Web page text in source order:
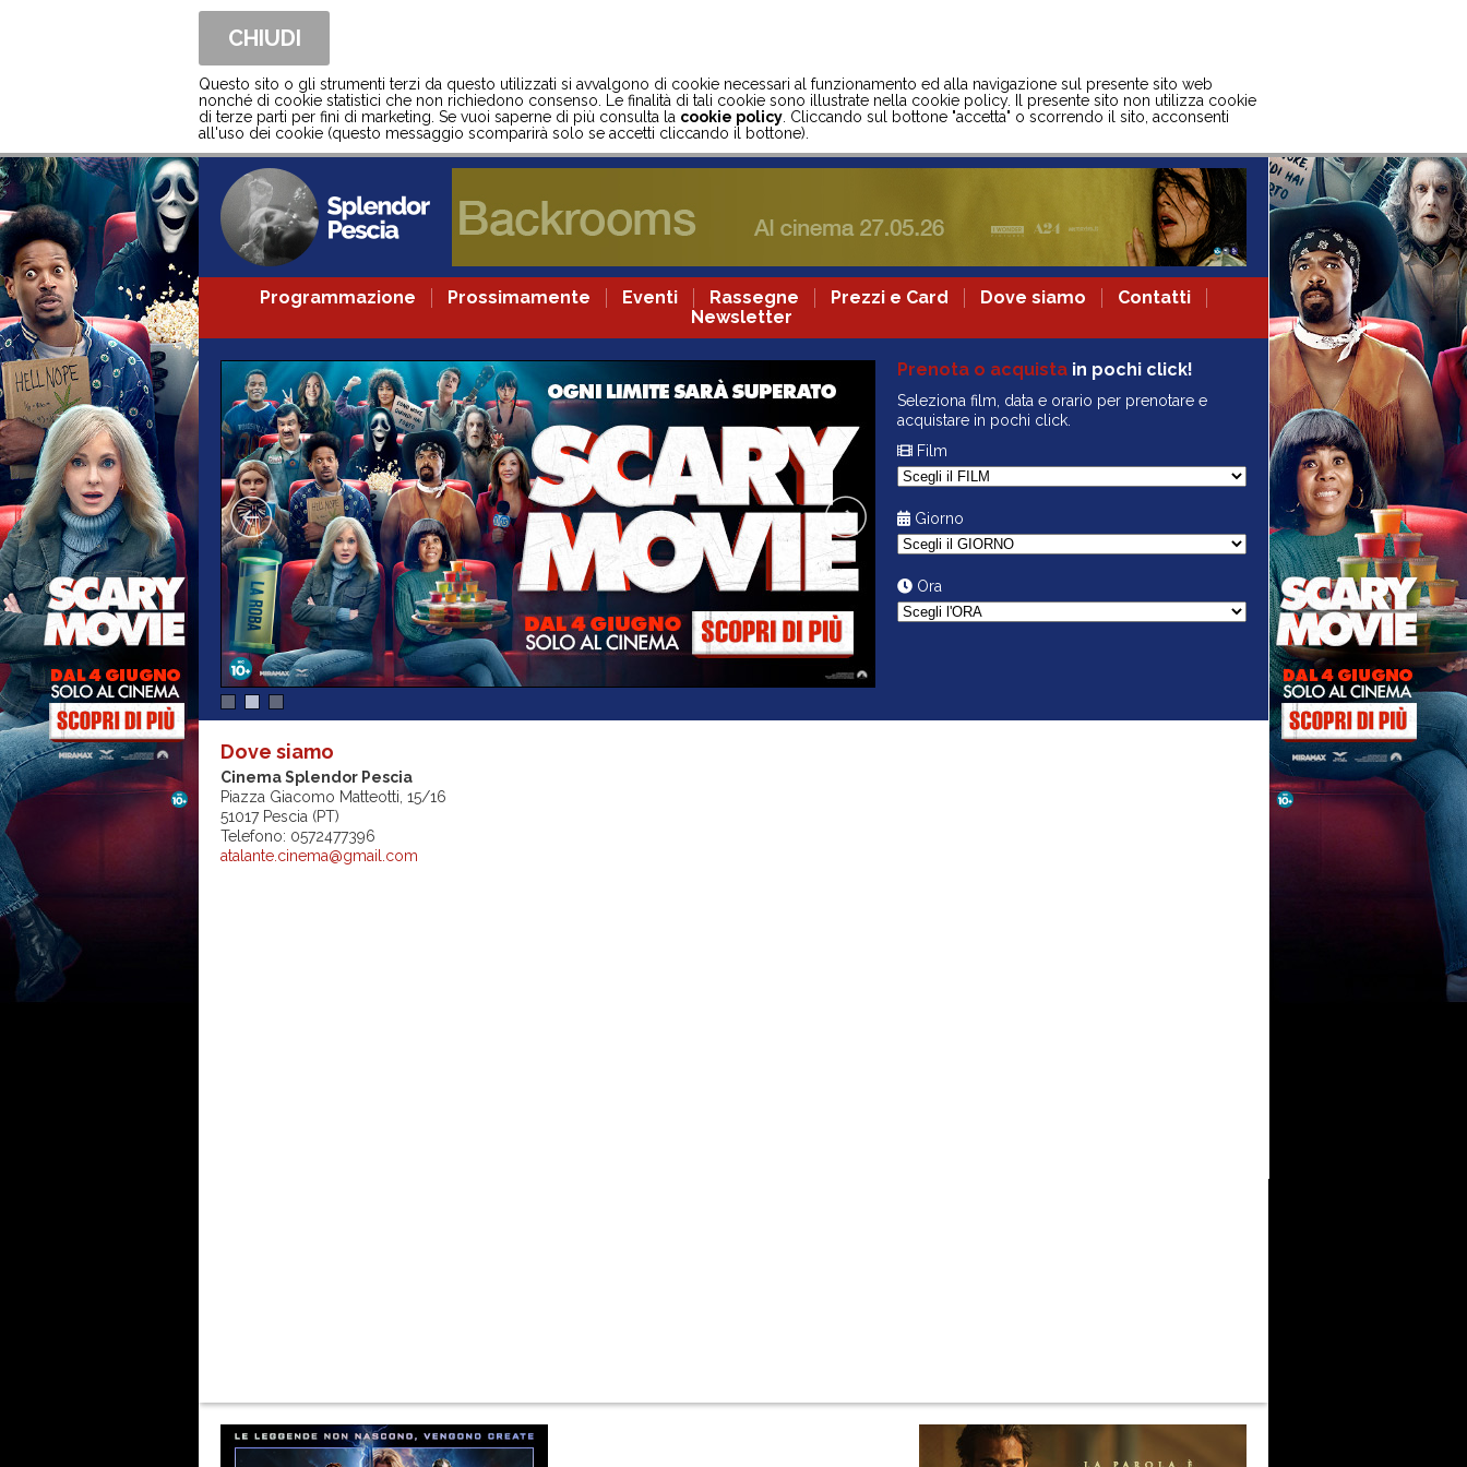
CHIUDI
Questo sito o gli strumenti terzi da questo utilizzati si avvalgono di cookie necessari al funzionamento ed alla navigazione sul presente sito web
nonché di cookie statistici che non richiedono consenso. Le finalità di tali cookie sono illustrate nella cookie policy. Il presente sito non utilizza cookie
di terze parti per fini di marketing. Se vuoi saperne di più consulta la cookie policy . Cliccando sul bottone "accetta" o scorrendo il sito, acconsenti
all'uso dei cookie (questo messaggio scomparirà solo se accetti cliccando il bottone).
Programmazione Prossimamente Eventi Rassegne Prezzi e Card Dove siamo
Contatti
Newsletter
Prenota o acquista in pochi click!
Seleziona film, data e orario per prenotare e
acquistare in pochi click.
Film
Giorno
Ora
Dove siamo
Cinema Splendor Pescia
Piazza Giacomo Matteotti, 15/16
51017 Pescia (PT)
Telefono: 0572477396
atalante.cinema@gmail.com